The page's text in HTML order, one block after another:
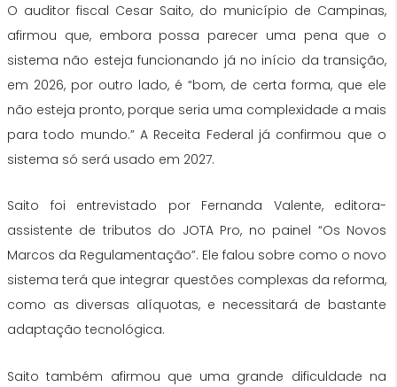
O auditor fiscal Cesar Saito, do município de Campinas,
afirmou que, embora possa parecer uma pena que o
sistema não esteja funcionando já no início da transição,
em 2026, por outro lado, é “bom, de certa forma, que ele
não esteja pronto, porque seria uma complexidade a mais
para todo mundo.” A Receita Federal já confirmou que o
sistema só será usado em 2027.
Saito foi entrevistado por Fernanda Valente, editora-
assistente de tributos do JOTA Pro, no painel “Os Novos
Marcos da Regulamentação”. Ele falou sobre como o novo
sistema terá que integrar questões complexas da reforma,
como as diversas alíquotas, e necessitará de bastante
adaptação tecnológica.
Saito também afirmou que uma grande dificuldade na